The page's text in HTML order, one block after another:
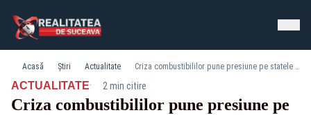
Acasă Știri Actualitate Criza combustibililor pune presiune pe statele europene: UE cere pregătiri pentru scenarii de urgență
ACTUALITATE· 2 min citire
Criza combustibililor pune presiune pe